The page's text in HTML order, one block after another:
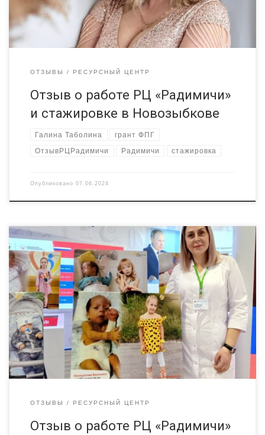
толчок […]
ОТЗЫВЫ РЕСУРСНЫЙ ЦЕНТР
Отзыв о работе РЦ «Радимичи»
и стажировке в Новозыбкове
Галина Таболина грант ФПГ
ОтзывРЦРадимичи Радимичи стажировка
Опубликовано 07.06.2024
«Сели в поезд, бежали бегом по перрону, только отдышались,
а в сердце стучит благодарность. Благодарю: Екатерину
Николаевну за организацию стажировки в Брянской
региональной общественной организации социальной и
культурно-просветительской поддержки населения
«Радимичи». Светлану — за инсайты во время проведения
дискуссионной площадки. Наталью — за новые пиар-
технологии. Никиту — за надежное мужское […]
ОТЗЫВЫ РЕСУРСНЫЙ ЦЕНТР
Отзыв о работе РЦ «Радимичи»